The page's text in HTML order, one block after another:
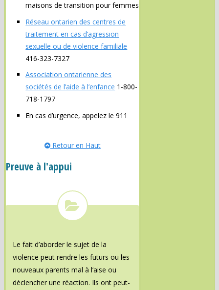
maisons de transition pour femmes
Réseau ontarien des centres de
traitement en cas d’agression
sexuelle ou de violence familiale
416-323-7327
Association ontarienne des
sociétés de l’aide à l’enfance 1-800-
718-1797
En cas d’urgence, appelez le 911
Retour en Haut
Preuve à l'appui
Le fait d’aborder le sujet de la
violence peut rendre les futurs ou les
nouveaux parents mal à l’aise ou
déclencher une réaction. Ils ont peut-